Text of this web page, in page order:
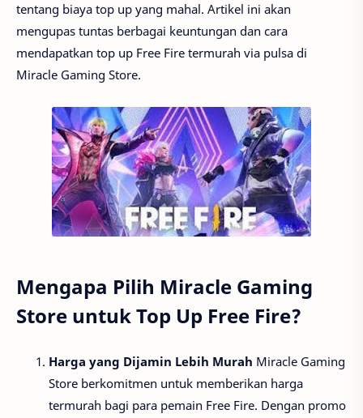
tentang biaya top up yang mahal. Artikel ini akan
mengupas tuntas berbagai keuntungan dan cara
mendapatkan top up Free Fire termurah via pulsa di
Miracle Gaming Store.
Mengapa Pilih Miracle Gaming
Store untuk Top Up Free Fire?
Harga yang Dijamin Lebih Murah Miracle Gaming
Store berkomitmen untuk memberikan harga
termurah bagi para pemain Free Fire. Dengan promo